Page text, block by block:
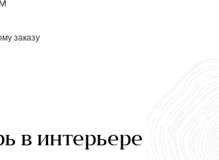
заказу
в интерьере